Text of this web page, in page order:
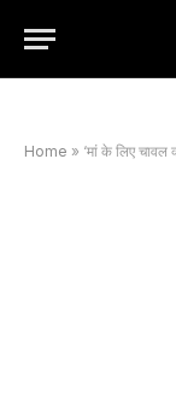
Home » ‘मां के लिए चावल क्यों